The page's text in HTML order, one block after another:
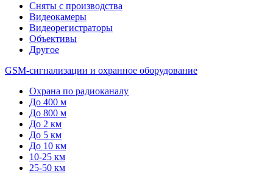
Сняты с производства
Видеокамеры
Видеорегистраторы
Объективы
Другое
GSM-сигнализации и охранное оборудование
Охрана по радиоканалу
До 400 м
До 800 м
До 2 км
До 5 км
До 10 км
10-25 км
25-50 км